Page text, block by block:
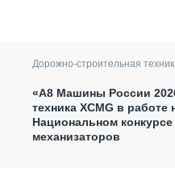
Дорожно-строительная
«А8 Машины России
техника XCMG в работе
Национальном конкурсе
механизаторов